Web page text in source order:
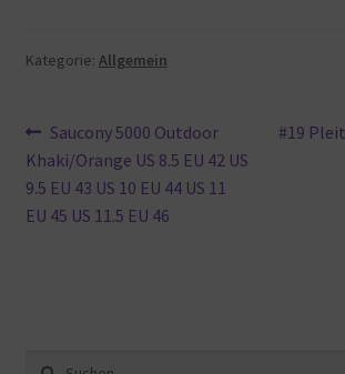
Kategorie: Allgemein
Beitragsnavigation
Vorheriger
Beitrag:
Saucony 5000 Outdoor
Khaki/Orange US 8.5 EU 42 US
9.5 EU 43 US 10 EU 44 US 11
EU 45 US 11.5 EU 46
#19
Suche